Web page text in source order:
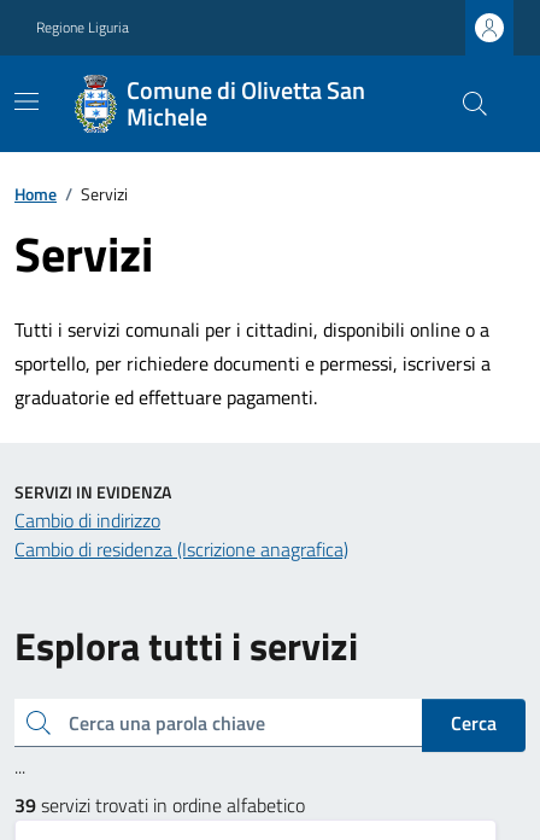
Regione Liguria
Comune di Olivetta San
Michele
Home / Servizi
Servizi
Tutti i servizi comunali per i cittadini, disponibili online o a
sportello, per richiedere documenti e permessi, iscriversi a
graduatorie ed effettuare pagamenti.
Esplora tutti i servizi
Cerca una parola chiave
Cerca
...
39servizi trovati in ordine alfabetico
SERVIZI IN EVIDENZA
Cambio di indirizzo
Cambio di residenza (Iscrizione anagrafica)